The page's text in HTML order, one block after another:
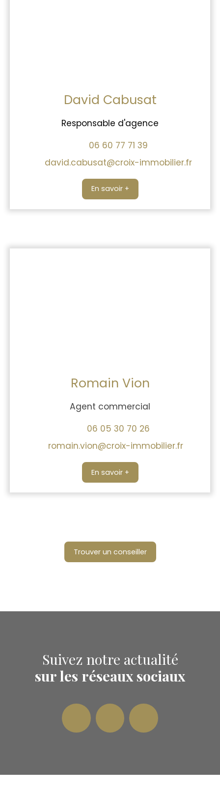
David Cabusat
Responsable d'agence
06 60 77 71 39
david.cabusat@croix-immobilier.fr
En savoir +
Romain Vion
Agent commercial
06 05 30 70 26
romain.vion@croix-immobilier.fr
En savoir +
Trouver un conseiller
Suivez notre actualité
sur les réseaux sociaux